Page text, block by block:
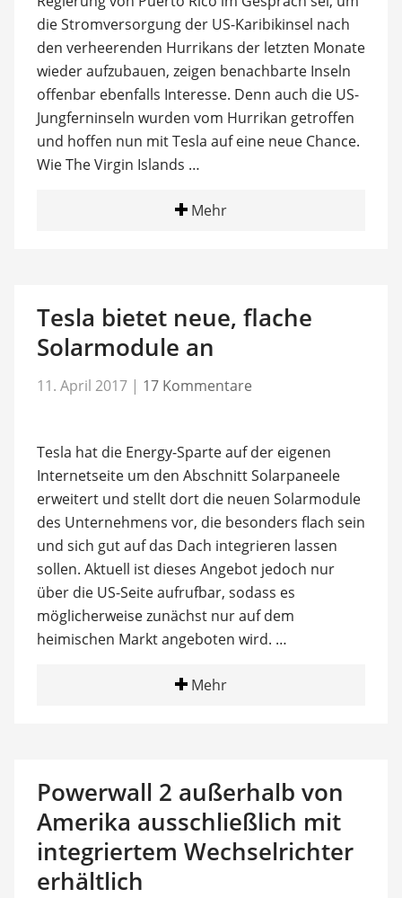
die Stromversorgung der US-Karibikinsel nach
den verheerenden Hurrikans der letzten Monate
wieder aufzubauen, zeigen benachbarte Inseln
offenbar ebenfalls Interesse. Denn auch die US-
Jungferninseln wurden vom Hurrikan getroffen
und hoffen nun mit Tesla auf eine neue Chance.
Wie The Virgin Islands …
Mehr
Tesla bietet neue, flache
Solarmodule an
11. April 2017 | 17 Kommentare
Tesla hat die Energy-Sparte auf der eigenen
Internetseite um den Abschnitt Solarpaneele
erweitert und stellt dort die neuen Solarmodule
des Unternehmens vor, die besonders flach sein
und sich gut auf das Dach integrieren lassen
sollen. Aktuell ist dieses Angebot jedoch nur
über die US-Seite aufrufbar, sodass es
möglicherweise zunächst nur auf dem
heimischen Markt angeboten wird. …
Mehr
Powerwall 2 außerhalb von
Amerika ausschließlich mit
integriertem Wechselrichter
erhältlich